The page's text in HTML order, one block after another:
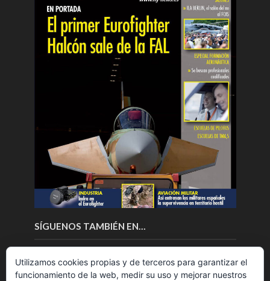
SÍGUENOS TAMBIÉN EN…
Utilizamos cookies propias y de terceros para garantizar el
funcionamiento de la web, medir su uso y mejorar nuestros